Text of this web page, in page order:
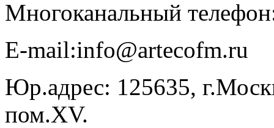
Многоканальный
E-​mail:info@artecofm.ru
Юр.адрес: 125635,
пом.XV.